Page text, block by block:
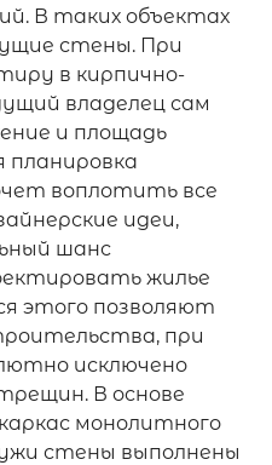
В таких объектах
стены. При
в кирпично-
владелец сам
и площадь
планировка
воплотить все
идеи,
шанс
жилье
этого позволяют
при
исключено
В основе
монолитного
стены выполнены